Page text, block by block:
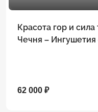
Красота гор и
Чечня –
62 000 ₽